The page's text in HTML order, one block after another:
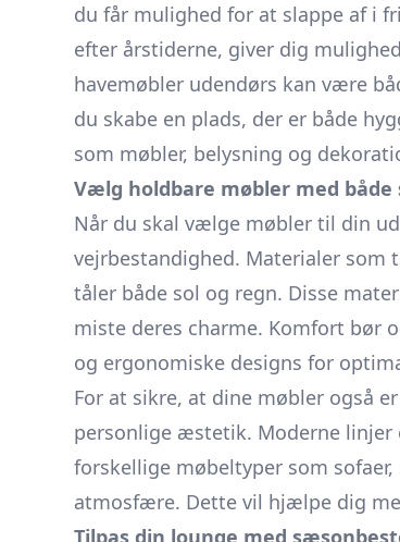
du får mulighed for at slappe af i
efter årstiderne, giver dig
havemøbler udendørs kan være
du skabe en plads, der er både
som møbler, belysning og
Vælg holdbare møbler med
Når du skal vælge møbler til din
vejrbestandighed. Materialer
tåler både sol og regn. Disse
miste deres charme. Komfort bør
og ergonomiske designs for
For at sikre, at dine møbler også
personlige æstetik. Moderne
forskellige møbeltyper som
atmosfære. Dette vil hjælpe dig
Tilpas din lounge med